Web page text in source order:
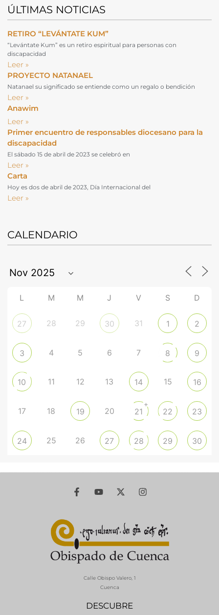
ÚLTIMAS NOTICIAS
RETIRO “LEVÁNTATE KUM”
“Levántate Kum” es un retiro espiritual para personas con
discapacidad
Leer »
PROYECTO NATANAEL
Natanael su significado se entiende como un regalo o bendición
Leer »
Anawim
Leer »
Primer encuentro de responsables diocesano para la
discapacidad
El sábado 15 de abril de 2023 se celebró en
Leer »
Carta
Hoy es dos de abril de 2023, Día Internacional del
Leer »
CALENDARIO
L M M J V S D
27 28 29 30 31 1 2
3 4 5 6 7 8 9
10 11 12 13 14 15 16
17 18 19 20 21
+
22 23
24 25 26 27 28 29 30
DESCUBRE
Calle Obispo Valero, 1
Cuenca